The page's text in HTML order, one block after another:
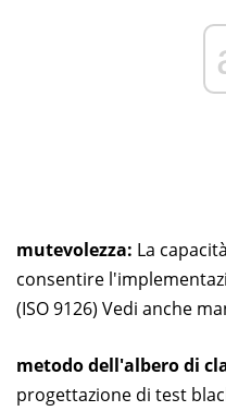
mutevolezza: La
consentire
(ISO 9126) Vedi anche
metodo dell'albero di
progettazione di test